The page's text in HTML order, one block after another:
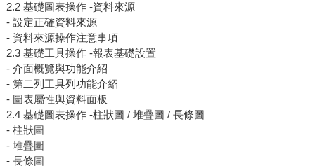
2.2 基礎圖表操作 -資料來源
- 設定正確資料來源
- 資料來源操作注意事項
2.3 基礎工具操作 -報表基礎設置
- 介面概覽與功能介紹
- 第二列工具列功能介紹
- 圖表屬性與資料面板
2.4 基礎圖表操作 -柱狀圖 / 堆疊圖 / 長條圖
- 柱狀圖
- 堆疊圖
- 長條圖